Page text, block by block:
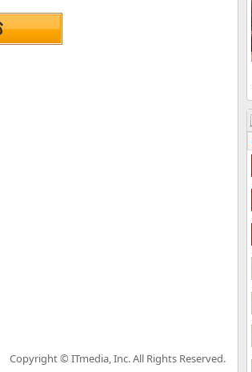
Copyright © ITmedia, Inc. All Rights Reserved.